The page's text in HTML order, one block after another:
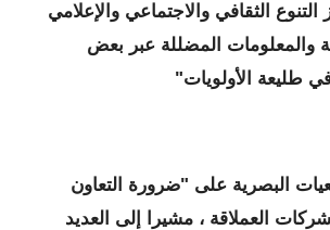
الثقافي والاجتماعي والإعلامي
والمعلومات المضللة عبر بعض
طليعة الأولويات"
البصرية على "ضرورة التعاون
العملاقة ، مشيرا إلى العديد